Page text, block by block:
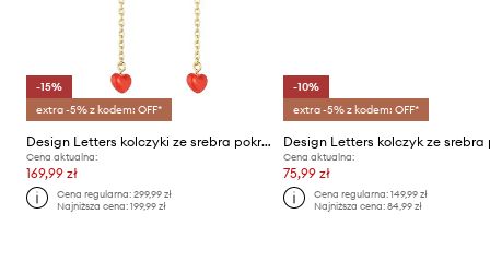
-15%
extra -5% z kodem: OFF*
Design Letters kolczyki ze srebra pokrytego złotem
Cena aktualna:
169,99 zł
Cena regularna:299,99 zł
Najniższa cena:199,99 zł
-10%
extra -5% z kodem: OFF*
Cena aktualna:
75,99 zł
Cena regularna: 149,99 zł
Najniższa cena: 84,99 zł